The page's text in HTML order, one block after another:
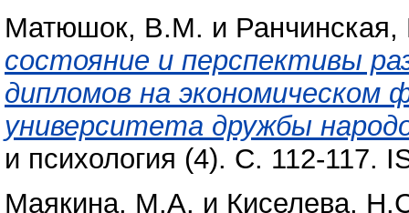
Матюшок, В.М. и
состояние и перспективы
дипломов на экономическом
университета дружбы
и психология (4). С. 112-117.
Маякина, М.А. и Киселева,